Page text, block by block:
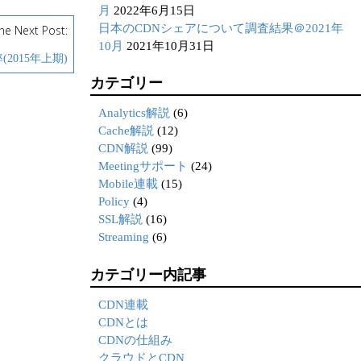
Next Post:
年上期)
月 2022年6月15日
日本のCDNシェアについて調査結果＠2021年
10月 2021年10月31日
カテゴリー
Analytics解説 (6)
Cache解説 (12)
CDN解説 (99)
Meetingサポート (24)
Mobile連載 (15)
Policy (4)
SSL解説 (16)
Streaming (6)
カテゴリー内記事
CDN連載
CDNとは
CDNの仕組み
クラウドとCDN